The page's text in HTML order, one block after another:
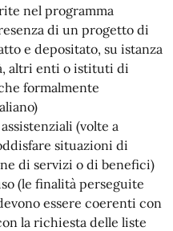
nel programma
di un progetto di
e depositato, su istanza
altri enti o istituti di
formalmente
(volte a
situazioni di
di servizi o di benefici)
(le finalità perseguite
essere coerenti con
la richiesta delle liste